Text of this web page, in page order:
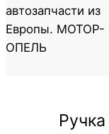
автозапчасти из
Европы. МОТОР-
ОПЕЛЬ